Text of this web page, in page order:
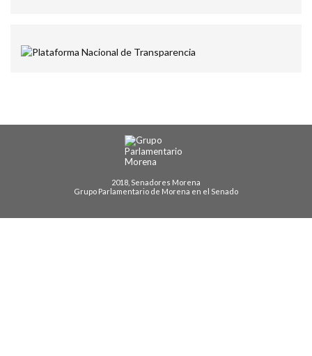
2018, Senadores Morena
Grupo Parlamentario de Morena en el Senado